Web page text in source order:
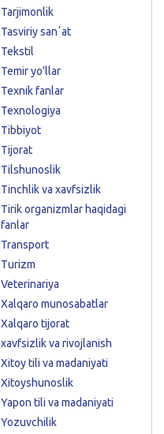
Tarjimonlik
Tasviriy sanʼat
Tekstil
Temir yo'llar
Texnik fanlar
Texnologiya
Tibbiyot
Tijorat
Tilshunoslik
Tinchlik va xavfsizlik
Tirik organizmlar haqidagi
fanlar
Transport
Turizm
Veterinariya
Xalqaro munosabatlar
Xalqaro tijorat
xavfsizlik va rivojlanish
Xitoy tili va madaniyati
Xitoyshunoslik
Yapon tili va madaniyati
Yozuvchilik